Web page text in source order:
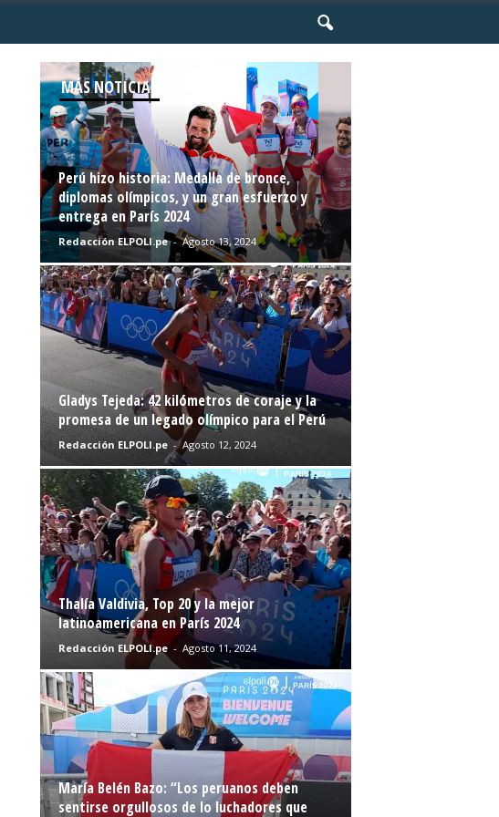
MÁS NOTICIAS
Perú hizo historia: Medalla de bronce,
diplomas olímpicos, y un gran esfuerzo y
entrega en París 2024
Redacción ELPOLI.pe - Agosto 13, 2024
Gladys Tejeda: 42 kilómetros de coraje y la
promesa de un legado olímpico para el Perú
Redacción ELPOLI.pe - Agosto 12, 2024
Thalía Valdivia, Top 20 y la mejor
latinoamericana en París 2024
Redacción ELPOLI.pe - Agosto 11, 2024
María Belén Bazo: “Los peruanos deben
sentirse orgullosos de lo luchadores que